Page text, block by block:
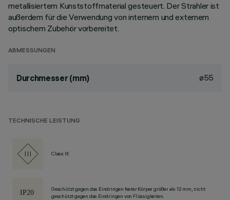
metallisiertem Kunststoffmaterial gesteuert. Der Strahler ist
außerdem für die Verwendung von internem und externem
optischem Zubehör vorbereitet.
ABMESSUNGEN
Durchmesser (mm) ø55
TECHNISCHE LEISTUNG
Class III
Geschützt gegen das Eindringen fester Körper größer als 12 mm, nicht
geschützt gegen das Eindringen von Flüssigkeiten.